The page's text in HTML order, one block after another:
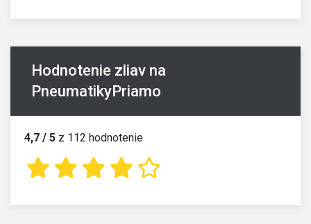
Hodnotenie zliav na
PneumatikyPriamo
4,7 / 5 z 112 hodnotenie